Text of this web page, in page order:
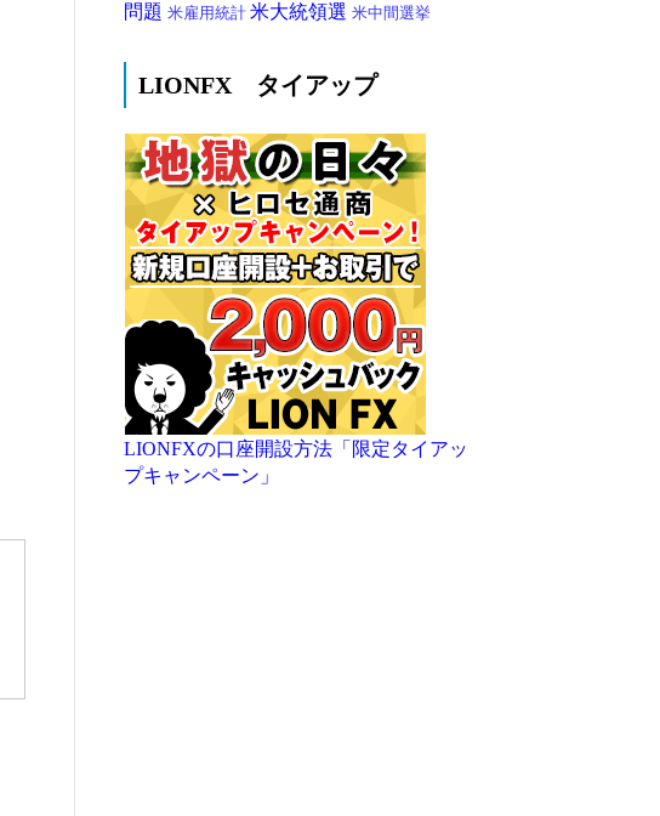
問題 米雇用統計 米大統領選 米中間選挙
LIONFX タイアップ
LIONFXの口座開設方法「限定タイアッ
プキャンペーン」